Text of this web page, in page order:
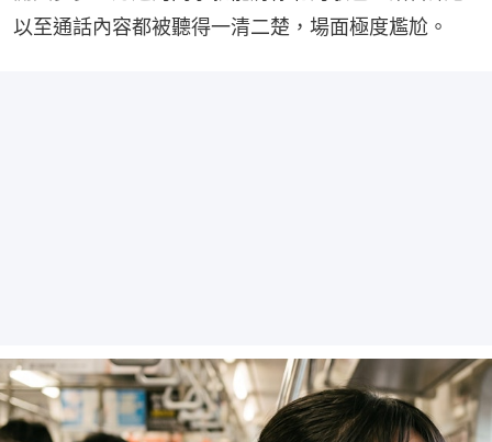
以至通話內容都被聽得一清二楚，場面極度尷尬。